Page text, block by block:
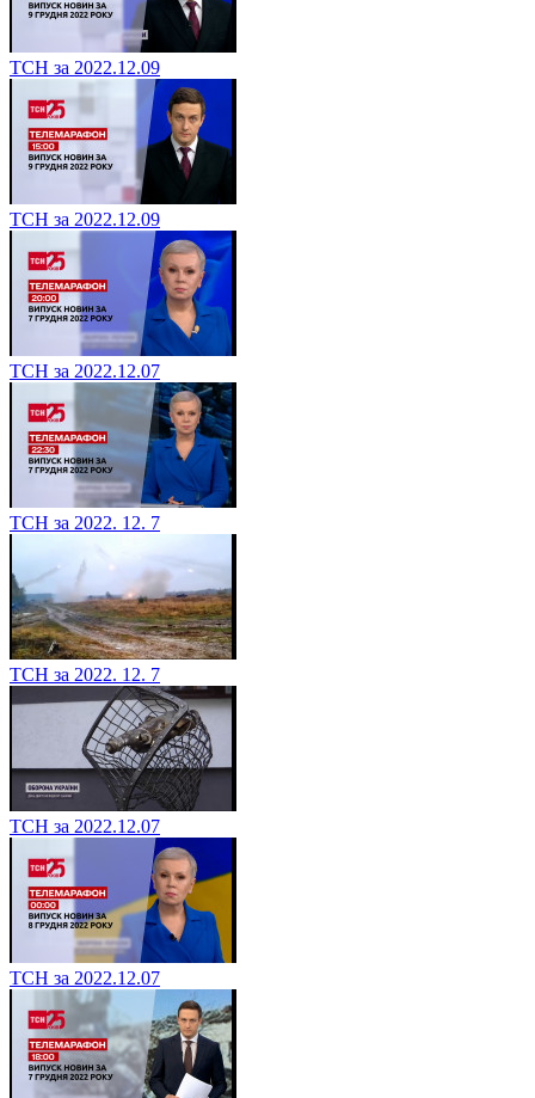
ТСН за 2022.12.09
ТСН за 2022.12.09
ТСН за 2022.12.07
ТСН за 2022. 12. 7
ТСН за 2022. 12. 7
ТСН за 2022.12.07
ТСН за 2022.12.07